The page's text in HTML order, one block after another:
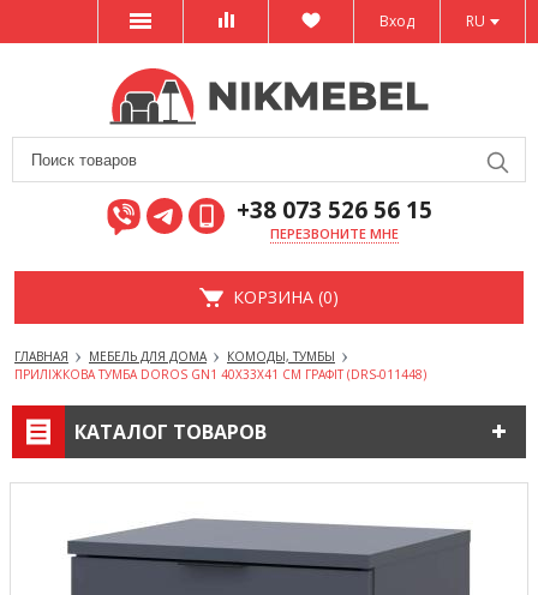
RU
Вход
+38 073 526 56 15
ПЕРЕЗВОНИТЕ МНЕ
КОРЗИНА (0)
ГЛАВНАЯ МЕБЕЛЬ ДЛЯ ДОМА
КОМОДЫ, ТУМБЫ
ПРИЛІЖКОВА ТУМБА DOROS GN1 40Х33Х41 СМ ГРАФІТ (DRS-011448)
КАТАЛОГ ТОВАРОВ